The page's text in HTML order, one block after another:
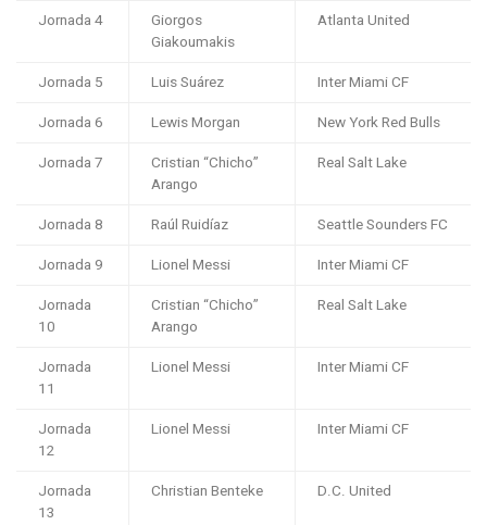
Jornada 4
Giorgos
Giakoumakis
Atlanta United
Jornada 5 Luis Suárez
Inter Miami CF
Jornada 6
Lewis Morgan
New York Red Bulls
Jornada 7
Cristian “Chicho”
Arango
Real Salt Lake
Jornada 8 Raúl Ruidíaz
Seattle Sounders FC
Jornada 9
Lionel Messi
Inter Miami CF
Jornada
10
Cristian “Chicho”
Arango
Real Salt Lake
Jornada
11
Lionel Messi Inter Miami CF
Jornada
12
Lionel Messi Inter Miami CF
Jornada
13
Christian Benteke D.C. United